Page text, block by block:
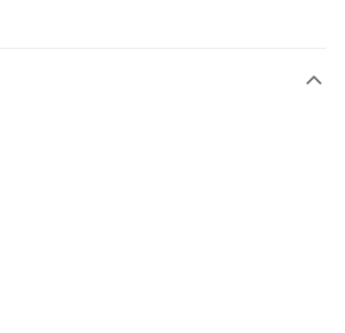
務後，再付款。
流程】
先享後付」後，將跳轉至「AFTEE先享後付」
收到繳費通知簡訊。
天內，點擊此簡訊中的連結，可透過四大超商／
式進行付款，方視為交易完成。
先享後付 」之結帳頁面顯示為準，若有關於
含以上)免運費
含以上)免運費
含以上)免運費